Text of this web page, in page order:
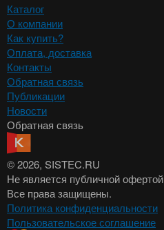
Каталог
О компании
Как купить?
Оплата, доставка
Контакты
Обратная связь
Публикации
Новости
Обратная связь
© 2026, SISTEC.RU
Не является публичной офертой
Все права защищены.
Политика конфиденциальности
Пользовательское соглашение